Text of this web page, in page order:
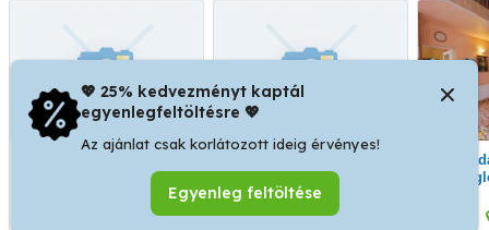
környéken felújítandó
ház és épületegyüttes
ELADÓ
Cegléd
💖 25% kedvezményt kaptál
egyenlegfeltöltésre 💖
Az ajánlat csak korlátozott ideig érvényes!
Egyenleg feltöltése